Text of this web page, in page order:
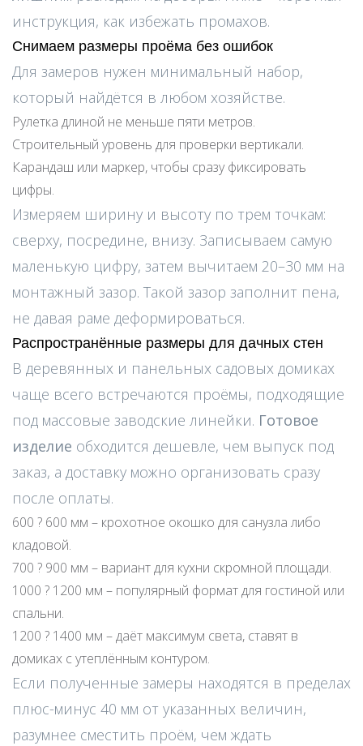
инструкция, как избежать промахов.
Снимаем размеры проёма без ошибок
Для замеров нужен минимальный набор,
который найдётся в любом хозяйстве.
Рулетка длиной не меньше пяти метров.
Строительный уровень для проверки вертикали.
Карандаш или маркер, чтобы сразу фиксировать
цифры.
Измеряем ширину и высоту по трем точкам:
сверху, посредине, внизу. Записываем самую
маленькую цифру, затем вычитаем 20–30 мм на
монтажный зазор. Такой зазор заполнит пена,
не давая раме деформироваться.
Распространённые размеры для дачных стен
В деревянных и панельных садовых домиках
чаще всего встречаются проёмы, подходящие
под массовые заводские линейки. Готовое
изделие обходится дешевле, чем выпуск под
заказ, а доставку можно организовать сразу
после оплаты.
600 ? 600 мм – крохотное окошко для санузла либо
кладовой.
700 ? 900 мм – вариант для кухни скромной площади.
1000 ? 1200 мм – популярный формат для гостиной или
спальни.
1200 ? 1400 мм – даёт максимум света, ставят в
домиках с утеплённым контуром.
Если полученные замеры находятся в пределах
плюс-минус 40 мм от указанных величин,
разумнее сместить проём, чем ждать